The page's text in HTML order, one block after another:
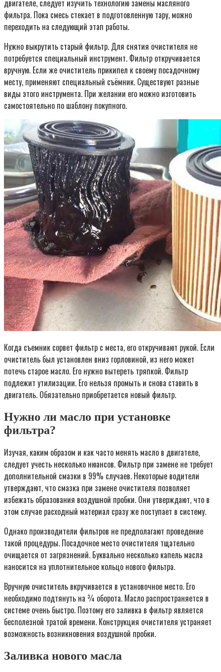
двигателе, следует изучить технологию замены масляного
фильтра. Пока смесь стекает в подготовленную тару, можно
переходить на следующий этап работы.
Нужно выкрутить старый фильтр. Для снятия очистителя не
потребуется специальный инструмент. Фильтр откручивается
вручную. Если же очиститель прикипел к своему посадочному
месту, применяют специальный съёмник. Существуют разные
виды этого инструмента. При желании его можно изготовить
самостоятельно по шаблону покупного.
Когда съемник сорвет фильтр с места, его откручивают рукой. Если
очиститель был установлен вниз горловиной, из него может
потечь старое масло. Его нужно вытереть тряпкой. Фильтр
подлежит утилизации. Его нельзя промыть и снова ставить в
двигатель. Обязательно приобретается новый фильтр.
Нужно ли масло при установке
фильтра?
Изучая, каким образом и как часто менять масло в двигателе,
следует учесть несколько нюансов. Фильтр при замене не требует
дополнительной смазки в 99% случаев. Некоторые водители
утверждают, что смазка при замене очистителя позволяет
избежать образования воздушной пробки. Они утверждают, что в
этом случае расходный материал сразу же поступает в систему.
Однако производители фильтров не предполагают проведение
такой процедуры. Посадочное место очистителя тщательно
очищается от загрязнений. Буквально несколько капель масла
наносится на уплотнительное кольцо нового фильтра.
Вручную очиститель вкручивается в установочное место. Его
необходимо подтянуть на ¾ оборота. Масло распространяется в
системе очень быстро. Поэтому его заливка в фильтр является
бесполезной тратой времени. Конструкция очистителя устраняет
возможность возникновения воздушной пробки.
Заливка нового масла